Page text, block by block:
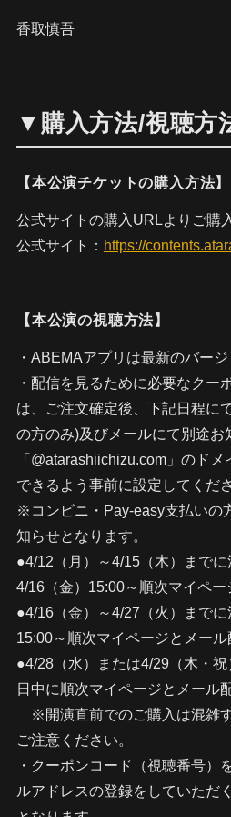
香取慎吾
▼購入方法/視聴方
【本公演チケットの購入方法】
公式サイトの購入URLよりご購
公式サイト： https://
【本公演の視聴方法】
・ABEMAアプリは最新のバー
・配信を見るために必要なクー
は、ご注文確定後、下記日程に
の方のみ)及びメールにて別途お
「@atarashiichizu.com」のド
できるよう事前に設定してくださ
※コンビニ・Pay-easy支払いの
知らせとなります。
●4/12（月）～4/15（木）までに
4/16（金）15:00～順次マイペ
●4/16（金）～4/27（火）まで
15:00～順次マイページとメール
●4/28（水）または4/29（木・
日中に順次マイページとメール
※開演直前でのご購入は混雑
ご注意ください。
・クーポンコード（視聴番号）
ルアドレスの登録をしていただ